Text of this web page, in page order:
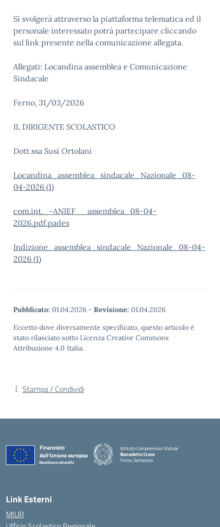
Si svolgerà attraverso la piattaforma telematica ed il
personale interessato potrà partecipare cliccando
sul link presente nella comunicazione allegata.
Allegati: Locandina assemblea e Comunicazione
Sindacale
Ferno, 31/03/2026
IL DIRIGENTE SCOLASTICO
Dott.ssa Susi Ortolani
Locandina_assemblea_sindacale_Nazionale_08-
04-2026 (1)
com.int._-ANIEF__assemblea_08-04-
2026.pdf.pades
Indizione_assemblea_sindacale_Nazionale_08-04-
2026 (1)
Pubblicato: 01.04.2026 - Revisione: 01.04.2026
Eccetto dove diversamente specificato, questo articolo è
stato rilasciato sotto Licenza Creative Commons
Attribuzione 4.0 Italia.
Stampa / Condividi
Istituto Comprensivo Statale
Benedetto Croce
Ferno, Samarate
Link Esterni
MIUR